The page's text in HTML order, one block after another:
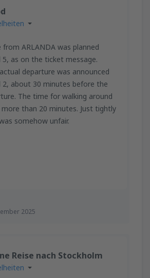
2025
ARLANDA was planned
as on the ticket message.
departure was announced
2, about 30 minutes before the
The time for walking around
than 20 minutes. Just tightly
somehow unfair.
Reise nach Stockholm